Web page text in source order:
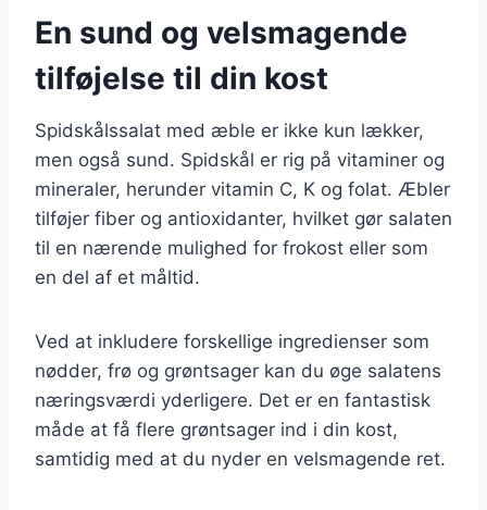
En sund og velsmagende
tilføjelse til din kost
Spidskålssalat med æble er ikke kun lækker,
men også sund. Spidskål er rig på vitaminer og
mineraler, herunder vitamin C, K og folat. Æbler
tilføjer fiber og antioxidanter, hvilket gør salaten
til en nærende mulighed for frokost eller som
en del af et måltid.
Ved at inkludere forskellige ingredienser som
nødder, frø og grøntsager kan du øge salatens
næringsværdi yderligere. Det er en fantastisk
måde at få flere grøntsager ind i din kost,
samtidig med at du nyder en velsmagende ret.